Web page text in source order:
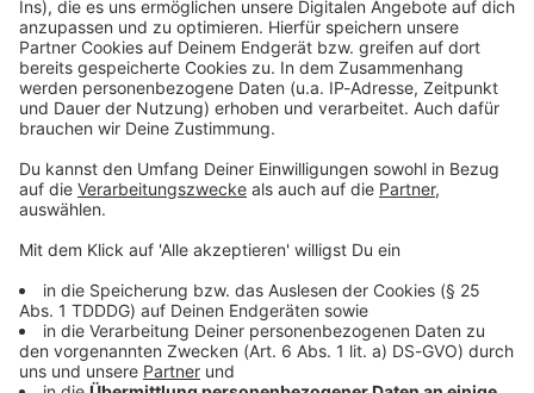
ROCK ANTENNE Motorradtour 2024: Seht hier
unsere Fotos
MOTORRAD ROCKT - das war das Motto der ROCK
ANTENNE Motorradtour 2024. Unsere Fotos von
Fotos